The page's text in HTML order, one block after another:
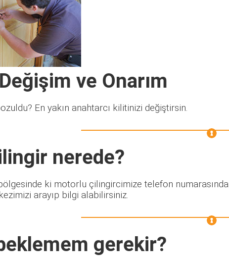
ve Onarım
En yakın anahtarcı kilitinizi değiştirsin.
nerede?
ki motorlu çilingircimize telefon
arayıp bilgi alabilirsiniz.
gerekir?